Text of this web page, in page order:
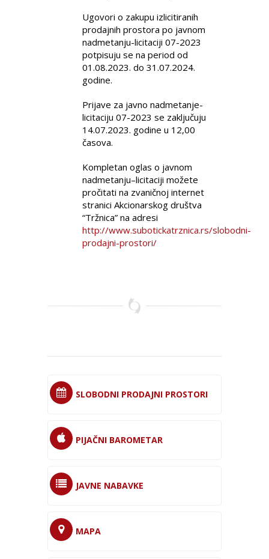
Ugovori o zakupu izlicitiranih
prodajnih prostora po javnom
nadmetanju-licitaciji 07-2023
potpisuju se na period od
01.08.2023. do 31.07.2024.
godine.
Prijave za javno nadmetanje-
licitaciju 07-2023 se zaključuju
14.07.2023. godine u 12,00
časova.
Kompletan oglas o javnom
nadmetanju–licitaciji možete
pročitati na zvaničnoj internet
stranici Akcionarskog društva
“Tržnica” na adresi
http://www.subotickatrznica.rs/slobodni-
prodajni-prostori/
SLOBODNI PRODAJNI PROSTORI
PIJAČNI BAROMETAR
JAVNE NABAVKE
MAPA